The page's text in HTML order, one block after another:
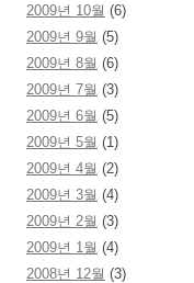
2009년 10월 (6)
2009년 9월 (5)
2009년 8월 (6)
2009년 7월 (3)
2009년 6월 (5)
2009년 5월 (1)
2009년 4월 (2)
2009년 3월 (4)
2009년 2월 (3)
2009년 1월 (4)
2008년 12월 (3)